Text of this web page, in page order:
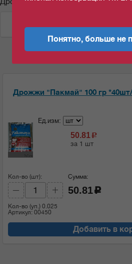
Дрожжи "Пакмай" 100 гр
Ед.изм:
50.81c
за 1 шт
Кол-во (шт):
Кол-во (уп.) 0.025
Артикул: 00450
Сумма:
50.81 c
Добавить в
Понятно, больше не